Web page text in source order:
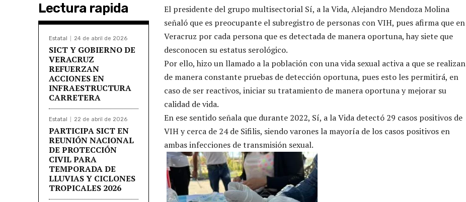
Lectura rapida
Estatal 24 de abril de 2026
SICT Y GOBIERNO DE
VERACRUZ
REFUERZAN
ACCIONES EN
INFRAESTRUCTURA
CARRETERA
Estatal 22 de abril de 2026
PARTICIPA SICT EN
REUNIÓN NACIONAL
DE PROTECCIÓN
CIVIL PARA
TEMPORADA DE
LLUVIAS Y CICLONES
TROPICALES 2026
El presidente del grupo multisectorial Sí, a la Vida, Alejandro Mendoza Molina
señaló que es preocupante el subregistro de personas con VIH, pues afirma que en
Veracruz por cada persona que es detectada de manera oportuna, hay siete que
desconocen su estatus serológico.
Por ello, hizo un llamado a la población con una vida sexual activa a que se realizan
de manera constante pruebas de detección oportuna, pues esto les permitirá, en
caso de ser reactivos, iniciar su tratamiento de manera oportuna y mejorar su
calidad de vida.
En ese sentido señala que durante 2022, Sí, a la Vida detectó 29 casos positivos de
VIH y cerca de 24 de Sifilis, siendo varones la mayoría de los casos positivos en
ambas infecciones de transmisión sexual.